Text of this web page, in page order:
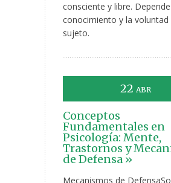
consciente y libre.
conocimiento y la voluntad
sujeto.
22 ABR
Conceptos
Fundamentales en
Psicología: Mente,
Trastornos y
de Defensa »
Mecanismos de